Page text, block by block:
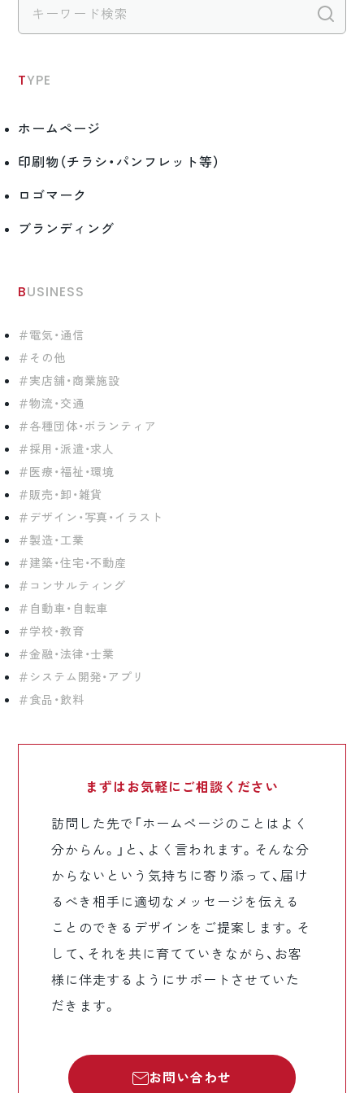
TYPE
ホームページ
印刷物（チラシ・パンフレット等）
ロゴマーク
ブランディング
BUSINESS
電気・通信
その他
実店舗・商業施設
物流・交通
各種団体・ボランティア
採用・派遣・求人
医療・福祉・環境
販売・卸・雑貨
デザイン・写真・イラスト
製造・工業
建築・住宅・不動産
コンサルティング
自動車・自転車
学校・教育
金融・法律・士業
システム開発・アプリ
食品・飲料
まずはお気軽に ご相談ください
訪問した先で「ホームページのことはよく
分からん。」と、よく言われます。そんな分
からないという気持ちに寄り添って、届け
るべき相手に適切なメッセージを伝える
ことのできるデザインをご提案します。そ
して、それを共に育てていきながら、お客
様に伴走するようにサポートさせていた
だきます。
お問い合わせ